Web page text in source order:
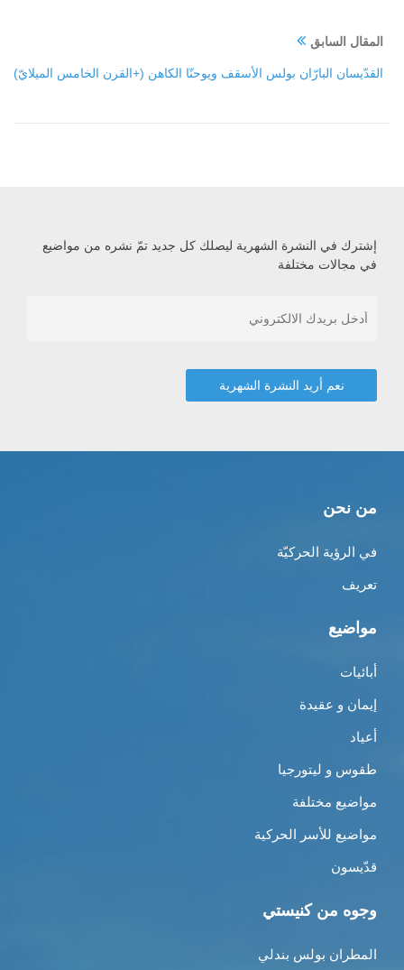
المقال السابق
القدّيسان البارّان بولس الأسقف ويوحنّا الكاهن (+القرن الخامس الميلايّ)
إشترك في النشرة الشهرية ليصلك كل جديد تمّ نشره من مواضيع
في مجالات مختلفة
من نحن
في الرؤية الحركيّة
تعريف
مواضيع
أبائيات
إيمان و عقيدة
أعياد
طقوس و ليتورجيا
مواضيع مختلفة
مواضيع للأسر الحركية
قدّيسون
وجوه من كنيستي
المطران بولس بندلي